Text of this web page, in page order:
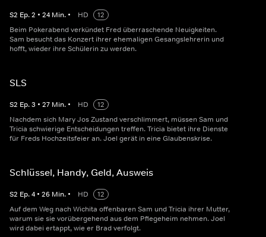
S2 Ep.2 • 24 Min. • HD
12
Beim Pokerabend verkündet Fred überraschende Neuigkeiten.
Sam besucht das Konzert ihrer ehemaligen Gesangslehrerin und
hofft, wieder ihre Schülerin zu werden.
SLS
S2 Ep.3 • 27 Min. • HD
12
Nachdem sich Mary Jos Zustand verschlimmert, müssen Sam und
Tricia schwierige Entscheidungen treffen. Tricia bietet ihre Dienste
für Freds Hochzeitsfeier an. Joel gerät in eine Glaubenskrise.
Schlüssel, Handy, Geld, Ausweis
S2 Ep.4 • 26 Min. • HD
12
Auf dem Weg nach Wichita offenbaren Sam und Tricia ihrer Mutter,
warum sie sie vorübergehend aus dem Pflegeheim nehmen. Joel
wird dabei ertappt, wie er Brad verfolgt.